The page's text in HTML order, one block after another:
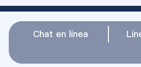
Chat en línea